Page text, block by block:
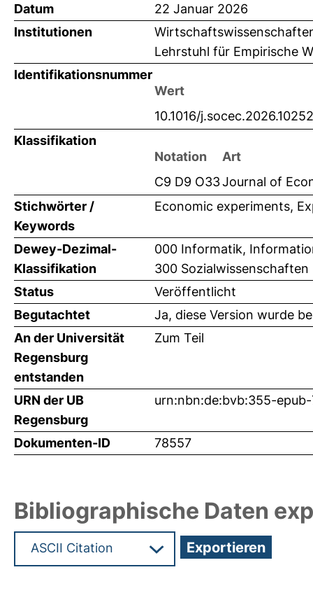
Datum
22 Januar 2026
Institutionen
Lehrstuhl für Empirische
Identifikationsnummer
Wert
10.1016/
Klassifikation
Notation
Art
C9 D9 O33Journal of
Stichwörter /
Keywords
Economic experiments,
Dewey-Dezimal-
Klassifikation
000 Informatik,
300
Status
Veröffentlicht
Begutachtet
Ja, diese Version wurde
An der Universität
Regensburg
entstanden
Zum Teil
URN der UB
Regensburg
urn:nbn:de:bvb:355-
Dokumenten-ID 78557
Bibliographische Daten